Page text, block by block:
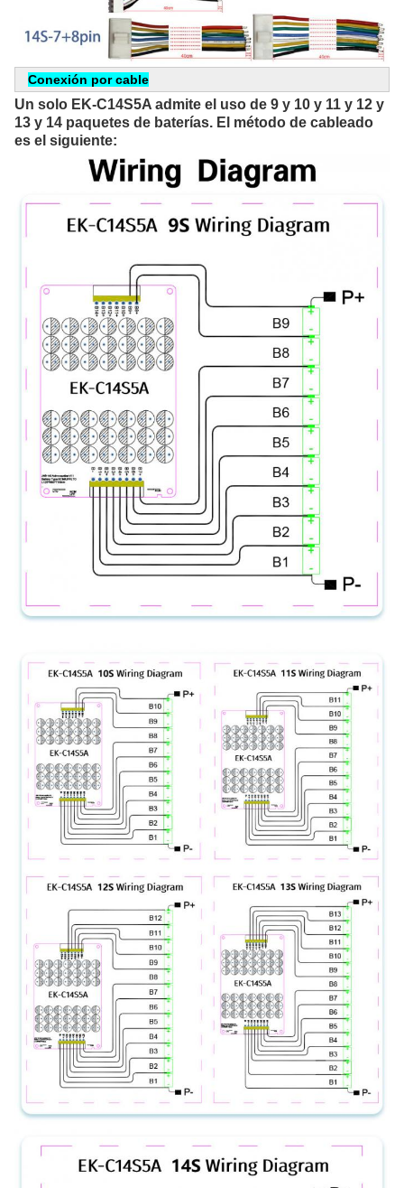
Conexión por cable
Un solo EK-C14S5A admite el uso de 9 y 10 y 11 y 12 y
13 y 14 paquetes de baterías. El método de cableado
es el siguiente: